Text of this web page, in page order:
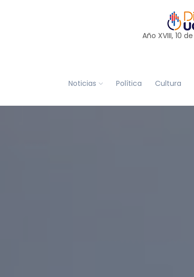
Año XVIII, 10 de
Noticias Política Cultura